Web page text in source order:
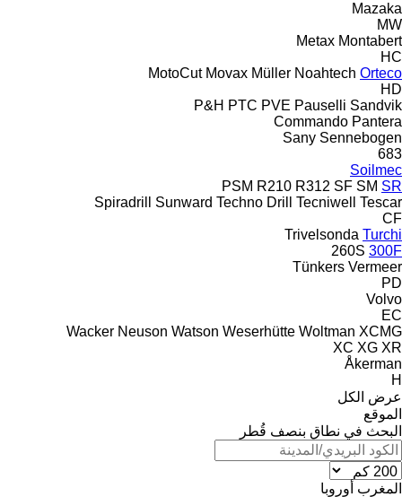
Mazaka
MW
Metax Montabert
HC
MotoCut Movax Müller Noahtech Orteco
HD
P&H PTC PVE Pauselli Sandvik
Commando Pantera
Sany Sennebogen
683
Soilmec
PSM R210 R312 SF SM SR
Spiradrill
Sunward Techno Drill Tecniwell
Tescar
CF
Trivelsonda Turchi
260S 300F
Tünkers Vermeer
PD
Volvo
EC
Wacker Neuson Watson Weserhütte Woltman XCMG
XC XG XR
Åkerman
H
عرض الكل
الموقع
البحث في نطاق بنصف قُطر
المغرب أوروبا